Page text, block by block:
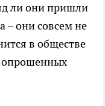
ли они пришли
– они совсем не
в обществе
опрошенных